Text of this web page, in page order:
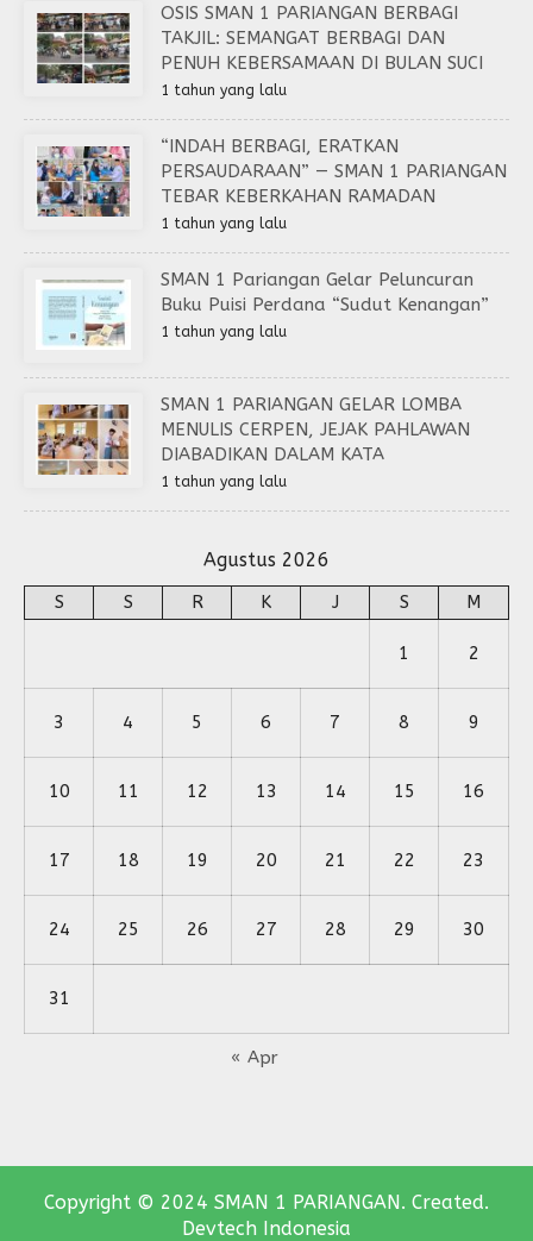
OSIS SMAN 1 PARIANGAN BERBAGI
TAKJIL: SEMANGAT BERBAGI DAN
PENUH KEBERSAMAAN DI BULAN SUCI
1 tahun yang lalu
“INDAH BERBAGI, ERATKAN
PERSAUDARAAN” — SMAN 1 PARIANGAN
TEBAR KEBERKAHAN RAMADAN
1 tahun yang lalu
SMAN 1 Pariangan Gelar Peluncuran
Buku Puisi Perdana “Sudut Kenangan”
1 tahun yang lalu
SMAN 1 PARIANGAN GELAR LOMBA
MENULIS CERPEN, JEJAK PAHLAWAN
DIABADIKAN DALAM KATA
1 tahun yang lalu
Agustus 2026
S S R K J S M
1 2
3 4 5 6 7 8 9
10 11 12 13 14 15 16
17 18 19 20 21 22 23
24 25 26 27 28 29 30
31
« Apr
Copyright © 2024 SMAN 1 PARIANGAN. Created.
Devtech Indonesia